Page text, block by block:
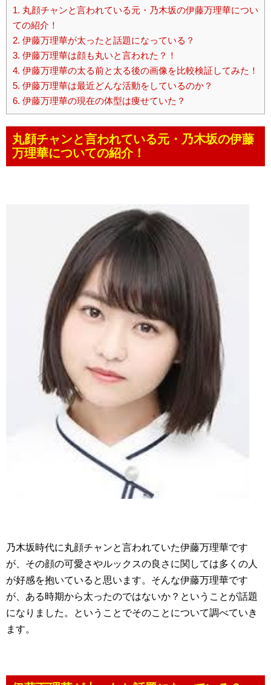
1. 丸顔チャンと言われている元・乃木坂の伊藤万理華につい
ての紹介！
2. 伊藤万理華が太ったと話題になっている？
3. 伊藤万理華は顔も丸いと言われた？！
4. 伊藤万理華の太る前と太る後の画像を比較検証してみた！
5. 伊藤万理華は最近どんな活動をしているのか？
6. 伊藤万理華の現在の体型は痩せていた？
丸顔チャンと言われている元・乃木坂の伊藤
万理華についての紹介！
乃木坂時代に丸顔チャンと言われていた伊藤万理華です
が、その顔の可愛さやルックスの良さに関しては多くの人
が好感を抱いていると思います。そんな伊藤万理華です
が、ある時期から太ったのではないか？ということが話題
になりました。ということでそのことについて調べていき
ます。